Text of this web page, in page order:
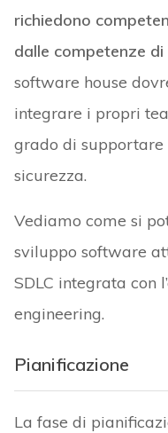
richiedono
dalle competenze
software house
integrare i propri
grado di supportare
sicurezza.
Vediamo come si
sviluppo software
SDLC integrata con
engineering.
Pianificazione
La fase di